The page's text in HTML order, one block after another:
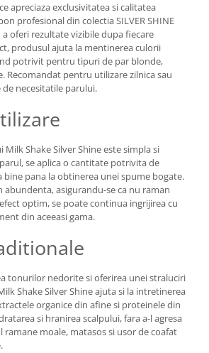
apreciaza exclusivitatea si calitatea
profesional din colectia SILVER SHINE
oferi rezultate vizibile dupa fiecare
produsul ajuta la mentinerea culorii
potrivit pentru tipuri de par blonde,
Recomandat pentru utilizare zilnica sau
necesitatile parului.
Shake Silver Shine este simpla si
se aplica o cantitate potrivita de
bine pana la obtinerea unei spume bogate.
abundenta, asigurandu-se ca nu raman
optim, se poate continua ingrijirea cu
din aceeasi gama.
tonurilor nedorite si oferirea unei straluciri
Shake Silver Shine ajuta si la intretinerea
organice din afine si proteinele din
si hranirea scalpului, fara a-l agresa
ramane moale, matasos si usor de coafat